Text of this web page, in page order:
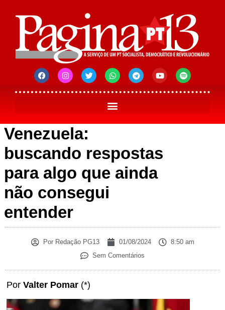
Venezuela:
buscando respostas
para algo que ainda
não consegui
entender
PorRedação PG13 01/08/2024
8:50 am
Sem Comentários
Por Valter Pomar (*)